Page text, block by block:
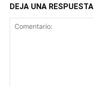
DEJA UNA RESPUESTA